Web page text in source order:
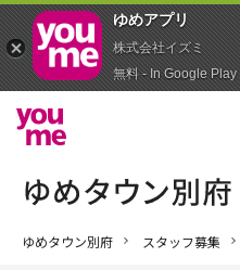
ゆめタウン別府 スタッフ募集
ゆめアプ‪リ‬
株式会社イズミ
無料 - In Google Play